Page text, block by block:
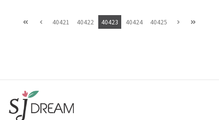
40421 40422 40423 40424 40425